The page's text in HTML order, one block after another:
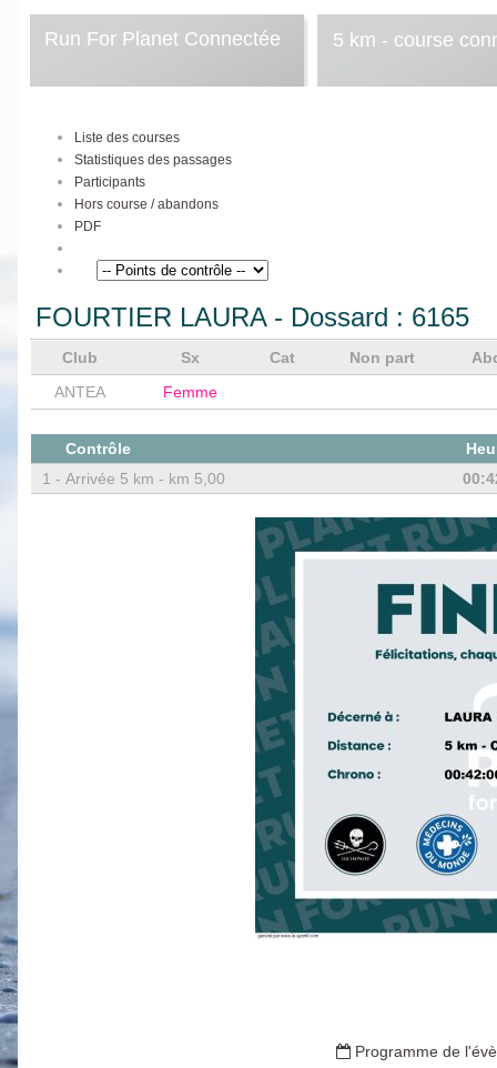
Run For Planet Connectée 5 km - course
Liste des courses
Statistiques des passages
Participants
Hors course / abandons
PDF
FOURTIER LAURA- Dossard : 6165
Club Sx Cat Non part
ANTEA
Femme
Contrôle
1 - Arrivée 5 km - km 5,00
Programme de